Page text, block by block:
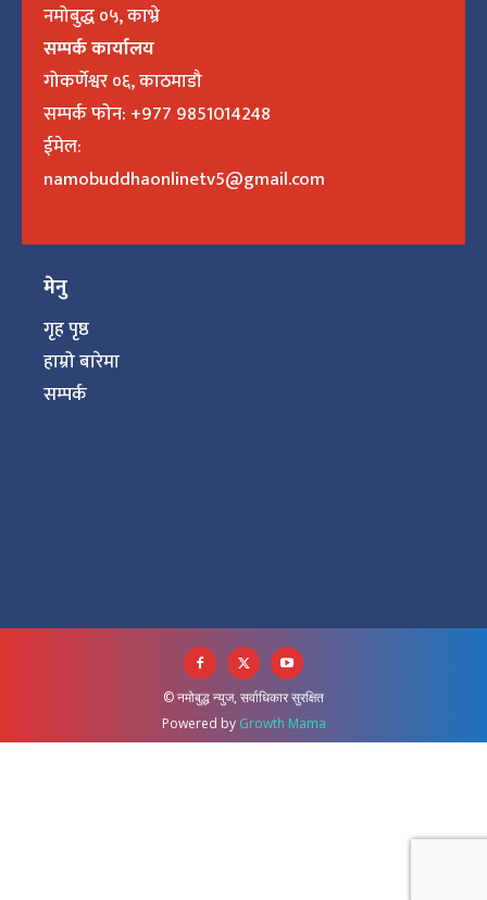
नमोबुद्ध ०५, काभ्रे
सम्पर्क कार्यालय
गोकर्णेश्वर ०६, काठमाडौ
सम्पर्क फोन: +977 9851014248
ईमेल:
namobuddhaonlinetv5@gmail.com
मेनु
गृह पृष्ठ
हाम्रो बारेमा
सम्पर्क
© नमोबुद्ध न्युज, सर्वाधिकार सुरक्षित
Powered by Growth Mama